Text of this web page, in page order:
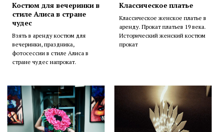
Костюм для вечеринки в
стиле Алиса в стране
чудес
Взять в аренду костюм для
вечеринки, праздника,
фотосессии в стиле Алиса в
стране чудес напрокат.
Классическое платье
Классическое женское платье в
аренду. Прокат платьев 19 века.
Исторический женский костюм
прокат